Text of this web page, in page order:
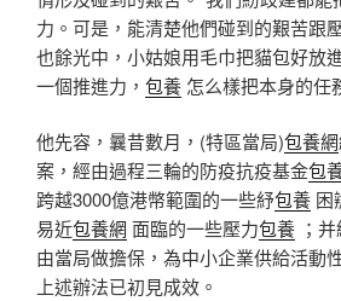
力。可是，能清楚他們碰到的艱苦跟
也餘光中，小姑娘用毛巾把貓包好放
一個推進力， 包養 怎么樣把本身的任
他先容，曩昔數月，(特區當局)包養網
案，經由過程三輪的防疫抗疫基金包
跨越3000億港幣範圍的一些紓包養 困
易近包養網 面臨的一些壓力包養 ；
由當局做擔保，為中小企業供給活動
上述辦法已初見成效。